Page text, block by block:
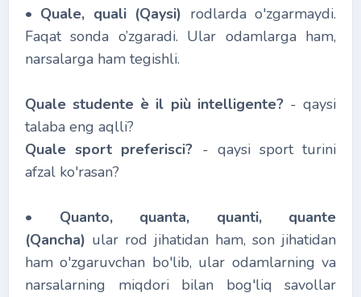
• Quale, quali (Qaysi) rodlarda o'zgarmaydi.
Faqat sonda o’zgaradi. Ular odamlarga ham,
narsalarga ham tegishli.
Quale studente è il più intelligente? - qaysi
talaba eng aqlli?
Quale sport preferisci? - qaysi sport turini
afzal ko'rasan?
•
Quanto, quanta, quanti, quante
(Qancha) ular rod jihatidan ham, son jihatidan
ham o'zgaruvchan bo'lib, ular odamlarning va
narsalarning miqdori bilan bog'liq savollar